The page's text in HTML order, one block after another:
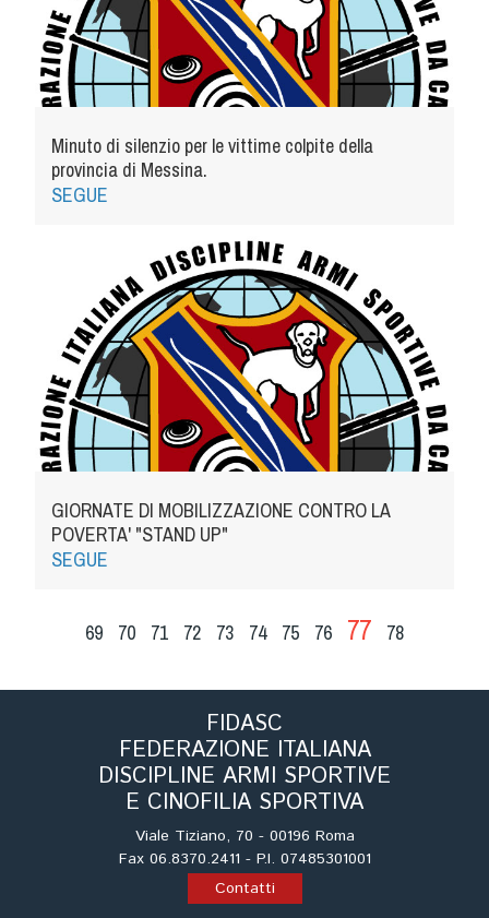
Minuto di silenzio per le vittime colpite della
provincia di Messina.
SEGUE
GIORNATE DI MOBILIZZAZIONE CONTRO LA
POVERTA' "STAND UP"
SEGUE
69 70 71 72 73 74 75 76 77 78
FIDASC
FEDERAZIONE ITALIANA
DISCIPLINE ARMI SPORTIVE
E CINOFILIA SPORTIVA
Viale Tiziano, 70 - 00196 Roma
Fax 06.8370.2411 - P.I. 07485301001
Contatti